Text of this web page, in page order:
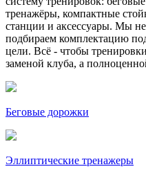
тренажёры, компактные
станции и аксессуары. Мы
подбираем комплектацию
цели. Всё - чтобы
заменой клуба, а
Беговые дорожки
Эллиптические тренажеры